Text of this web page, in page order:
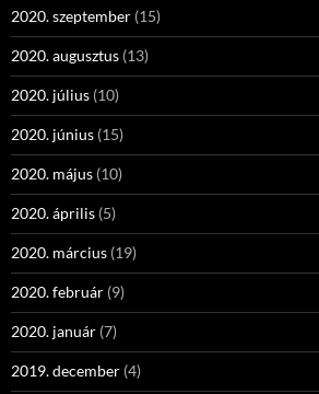
2020. szeptember (15)
2020. augusztus (13)
2020. július (10)
2020. június (15)
2020. május (10)
2020. április (5)
2020. március (19)
2020. február (9)
2020. január (7)
2019. december (4)